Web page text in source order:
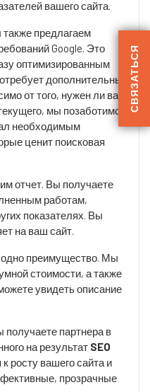
вашего сайта.
предлагаем
Google. Это
оптимизированным
дополнительных
от того, нужен ли вам
мы позаботимся
необходимым
ценит поисковая
отчет. Вы получаете
работам,
показателях. Вы
на ваш сайт.
преимущество. Мы
стоимости, а также
увидеть описание
получаете партнера в
на результат SEO
росту вашего сайта и
прозрачные
СВЯЗАТЬСЯ